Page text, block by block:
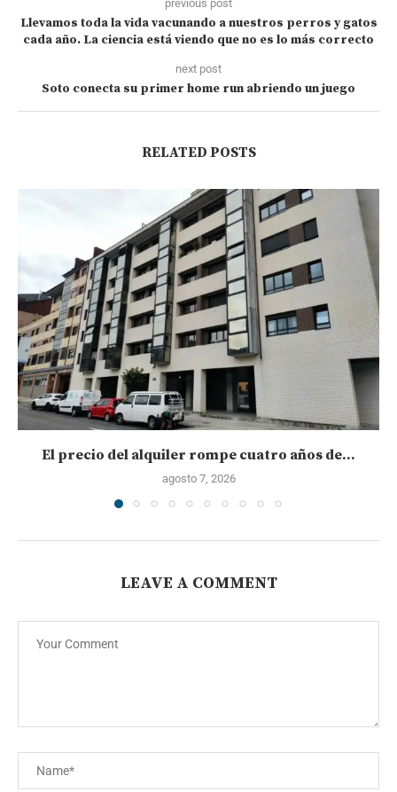
previous post
Llevamos toda la vida vacunando a nuestros perros y gatos
cada año. La ciencia está viendo que no es lo más correcto
next post
Soto conecta su primer home run abriendo un juego
RELATED POSTS
El precio del alquiler rompe cuatro años de...
agosto 7, 2026
LEAVE A COMMENT